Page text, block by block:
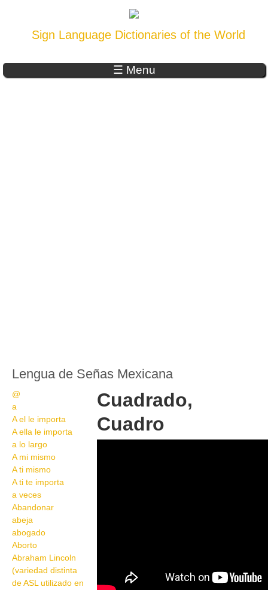
Sign Language Dictionaries of the World
☰ Menu
Lengua de Señas Mexicana
@
a
A el le importa
A ella le importa
a lo largo
A mi mismo
A ti mismo
A ti te importa
a veces
Abandonar
abeja
abogado
Aborto
Abraham Lincoln
(variedad distinta
de ASL utilizado en
Cuadrado,
Cuadro